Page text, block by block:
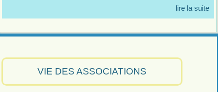
lire la suite
VIE DES ASSOCIATIONS